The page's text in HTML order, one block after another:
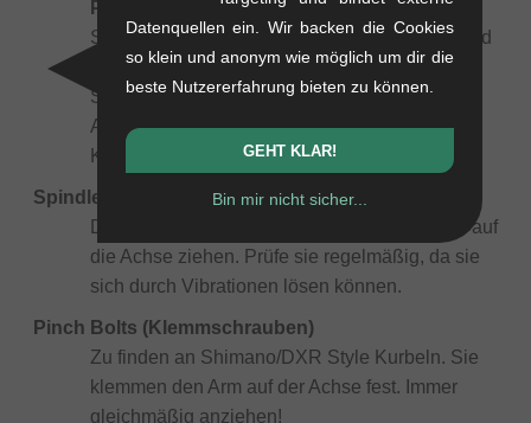
Pflicht bei Alu-Kurbeln!
Diese dünnen
Stahlscheiben sitzen zwischen Pedalachse und
Kurbelarm. Sie verhindern, dass sich die harte
Stahlachse des Pedals in das weichere
Aluminium der Kurbel frisst (Ursache Nr. 1 für
Knacken und Kurbeldefekte).
Spindle Bolts (Achsschrauben)
Die seitlichen Schrauben, die den Kurbelarm auf
die Achse ziehen. Prüfe sie regelmäßig, da sie
sich durch Vibrationen lösen können.
Pinch Bolts (Klemmschrauben)
Zu finden an Shimano/DXR Style Kurbeln. Sie
klemmen den Arm auf der Achse fest. Immer
gleichmäßig anziehen!
Datenquellen ein. Wir backen die Cookies
so klein und anonym wie möglich um dir die
beste Nutzererfahrung bieten zu können.
GEHT KLAR!
Bin mir nicht sicher...